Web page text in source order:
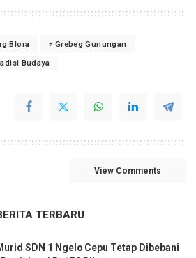
Blora Grebeg Gunungan
Budaya
View Comments
TERBARU
SDN 1 Ngelo Cepu Tetap Dibebani